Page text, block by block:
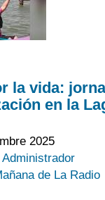
la vida:
en la
2025
Administrador
de La Radio